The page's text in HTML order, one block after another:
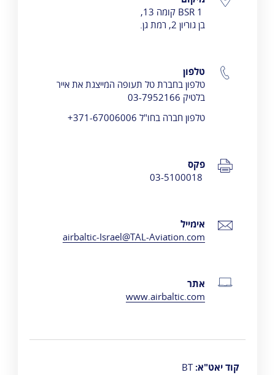
בן גוריון 2, רמת גן.
טלפון
טלפון בחברת טל תעופה המייצגת את אייר
בלטיק 03-7952166
טלפון חברה בחו"ל 371-67006006+
פקס
אימייל
airbaltic-Israel@TAL-Aviation.com
אתר
www.airbaltic.com
קוד יאט"א: BT